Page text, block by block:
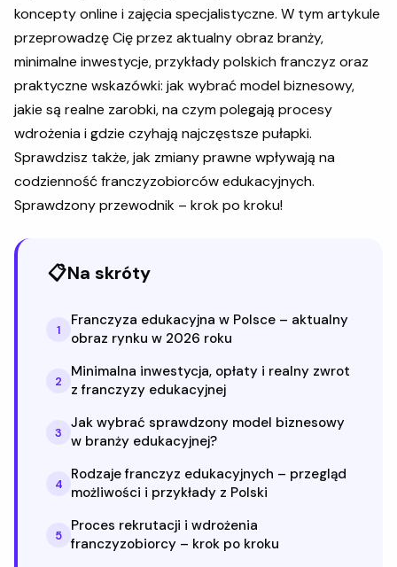
koncepty online i zajęcia specjalistyczne. W tym artykule
przeprowadzę Cię przez aktualny obraz branży,
minimalne inwestycje, przykłady polskich franczyz oraz
praktyczne wskazówki: jak wybrać model biznesowy,
jakie są realne zarobki, na czym polegają procesy
wdrożenia i gdzie czyhają najczęstsze pułapki.
Sprawdzisz także, jak zmiany prawne wpływają na
codzienność franczyzobiorców edukacyjnych.
Sprawdzony przewodnik – krok po kroku!
📋Na skróty
1
Franczyza edukacyjna w Polsce – aktualny
obraz rynku w 2026 roku
2
Minimalna inwestycja, opłaty i realny zwrot
z franczyzy edukacyjnej
3
Jak wybrać sprawdzony model biznesowy
w branży edukacyjnej?
4
Rodzaje franczyz edukacyjnych – przegląd
możliwości i przykłady z Polski
5
Proces rekrutacji i wdrożenia
franczyzobiorcy – krok po kroku